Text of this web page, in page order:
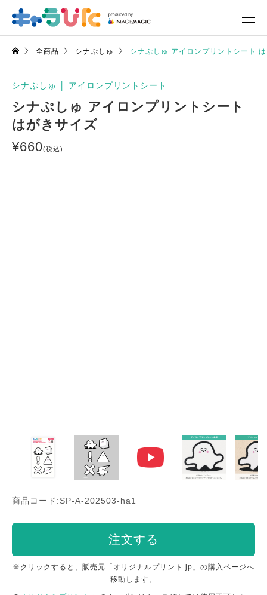
全商品 シナぷしゅ シナぷしゅ アイロンプリントシート
シナぷしゅ アイロンプリントシート
シナぷしゅ アイロンプリントシート
はがきサイズ
¥660(税込)
商品コード:SP-A-202503-ha1
注文する
※クリックすると、販売元「オリジナルプリント.jp」の購入ページへ
移動します。